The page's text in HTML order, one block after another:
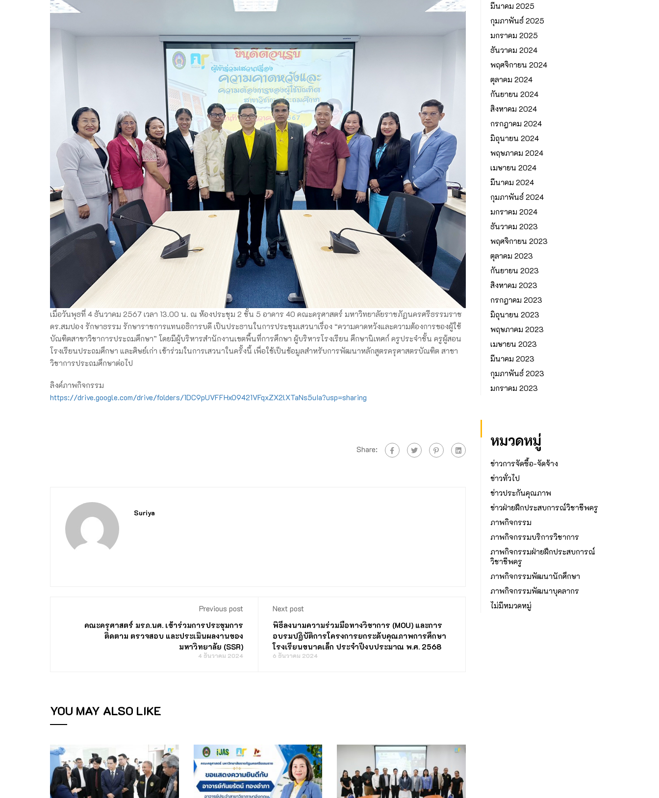
เมื่อวันพุธที่ 4 ธันวาคม 2567 เวลา 13.00 น. ณ ห้องประชุม 2 ชั้น 5 อาคาร 40 คณะครุศาสตร์ มหาวิทยาลัยราชภัฏนครศรีธรรมราช
ดร.สมปอง รักษาธรรม รักษาราชการแทนอธิการบดี เป็นประธานในการประชุมเสวนาเรื่อง “ความคาดหวังและความต้องการของผู้ใช้
บัณฑิตสาขาวิชาการประถมศึกษา” โดยมีผู้บริหารสำนักงานเขตพื้นที่การศึกษา ผู้บริหารโรงเรียน ศึกษานิเทศก์ ครูประจำชั้น ครูผู้สอน
โรงเรียนประถมศึกษา และศิษย์เก่า เข้าร่วมในการเสวนาในครั้งนี้ เพื่อใช้เป็นข้อมูลสำหรับการพัฒนาหลักสูตรครุศาสตรบัณฑิต สาขา
วิชาการประถมศึกษาต่อไป
ลิงค์ภาพกิจกรรม
https://drive.google.com/drive/folders/1DC9pUVFFHxO9421VFqxZX2lXTaNs5uIa?usp=sharing
Share:
Suriya
Previous post
คณะครุศาสตร์ มรภ.นศ. เข้าร่วมการประชุมการ
ติดตาม ตรวจสอบ และประเมินผลงานของ
มหาวิทยาลัย (SSR)
4 ธันวาคม 2024
Next post
พิธีลงนามความร่วมมือทางวิชาการ (MOU) และการ
อบรมปฏิบัติการโครงการยกระดับคุณภาพการศึกษา
โรงเรียนขนาดเล็ก ประจำปีงบประมาณ พ.ศ. 2568
6 ธันวาคม 2024
YOU MAY ALSO LIKE
มีนาคม 2025
กุมภาพันธ์ 2025
มกราคม 2025
ธันวาคม 2024
พฤศจิกายน 2024
ตุลาคม 2024
กันยายน 2024
สิงหาคม 2024
กรกฎาคม 2024
มิถุนายน 2024
พฤษภาคม 2024
เมษายน 2024
มีนาคม 2024
กุมภาพันธ์ 2024
มกราคม 2024
ธันวาคม 2023
พฤศจิกายน 2023
ตุลาคม 2023
กันยายน 2023
สิงหาคม 2023
กรกฎาคม 2023
มิถุนายน 2023
พฤษภาคม 2023
เมษายน 2023
มีนาคม 2023
กุมภาพันธ์ 2023
มกราคม 2023
หมวดหมู่
ข่าวการจัดซื้อ-จัดจ้าง
ข่าวทั่วไป
ข่าวประกันคุณภาพ
ข่าวฝ่ายฝึกประสบการณ์วิชาชีพครู
ภาพกิจกรรม
ภาพกิจกรรมบริการวิชาการ
ภาพกิจกรรมฝ่ายฝึกประสบการณ์
วิชาชีพครู
ภาพกิจกรรมพัฒนานักศึกษา
ภาพกิจกรรมพัฒนาบุคลากร
ไม่มีหมวดหมู่